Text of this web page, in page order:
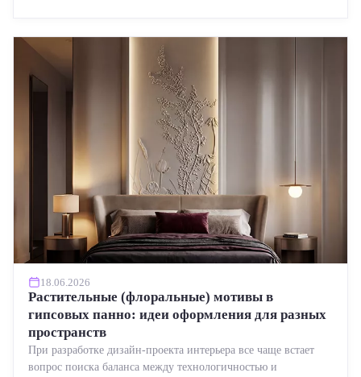
18.06.2026
Растительные (флоральные) мотивы в
гипсовых панно: идеи оформления для разных
пространств
При разработке дизайн-проекта интерьера все чаще встает
вопрос поиска баланса между технологичностью и